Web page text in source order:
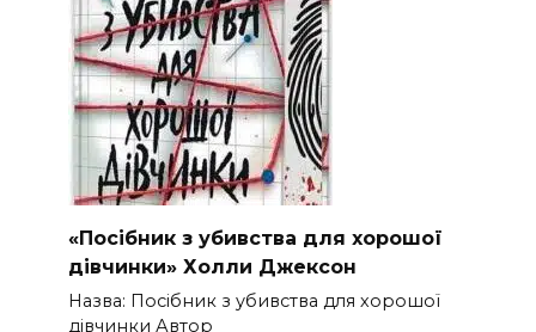
«Посібник з убивства для хорошої
дівчинки» Холли Джексон
Назва: Посібник з убивства для хорошої
дівчинки Автор